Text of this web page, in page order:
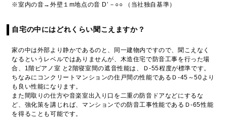
※室内の音→外壁１m地点の音 D’－○○ （当社独自基準）
自宅の中にはどれくらい聞こえますか？
家の中は外部より静かであるのと、同一建物内ですので、聞こえなく
なるというレベルではありませんが、木造住宅で防音工事を行った場
合、1階ピアノ室 と2階寝室間の遮音性能は、Ｄ-55程度が標準です。
ちなみにコンクリートマンションの住戸間の性能であるＤ-45～50より
も良い性能になります。
また間取りの仕方や音楽室出入り口を二重の防音ドアなどにするな
ど、強化策を講じれば、マンションでの防音工事性能であるＤ-65性能
を得ることも可能です。